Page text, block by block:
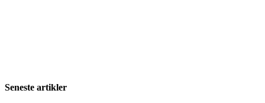
Seneste artikler